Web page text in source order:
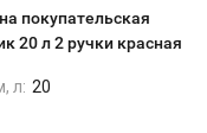
покупательская
20 л 2 ручки красная
л: 20